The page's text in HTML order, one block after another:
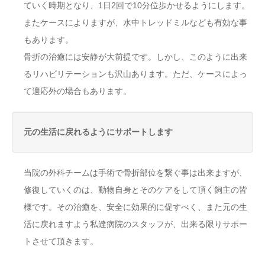
ていく時期となり、1日2回で10分位歩かせるようにします。
またケースによりますが、水中トレッドミルなども有効な事
もあります。
骨折の治癒には安静が大前提です。しかし、このように出来
るリハビリテーションも沢山あります。ただ、ケースによっ
て適応外の場合もあります。
元の生活に戻れるようにサポートします
当院の外科チームは手術で骨折部位を繋ぐ事は出来ますが、
修復していくのは、動物自身とそのケアをして頂く飼主の皆
様です。その治癒を、安全に効果的に促すべく、また元の生
活に戻れますよう私達病院のスタッフが、出来る限りサポー
トさせて頂きます。